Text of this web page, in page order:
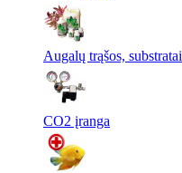
Augalų trąšos, substratai
CO2 įranga